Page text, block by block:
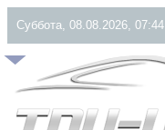
Суббота, 08.08.2026, 07:44